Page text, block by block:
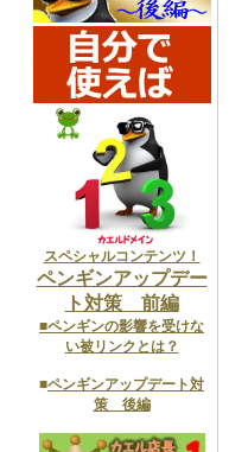
スペシャルコンテンツ！
ペンギンアップデー
ト対策 前編
■ペンギンの影響を受けな
い被リンクとは？
■ペンギンアップデート対
策 後編